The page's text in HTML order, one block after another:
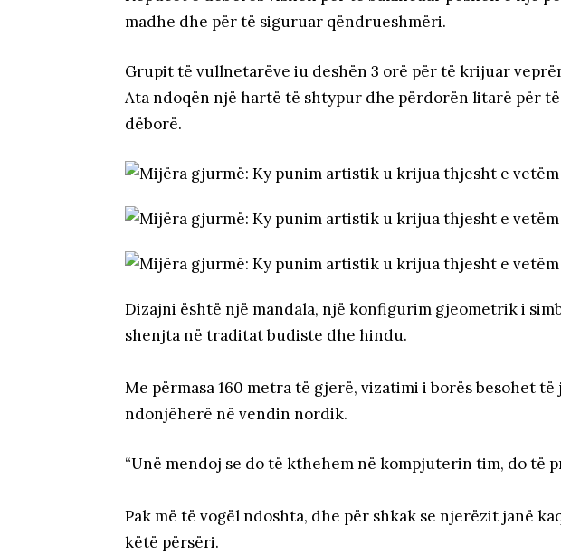
madhe dhe për të siguruar qëndrueshmëri.
Grupit të vullnetarëve iu deshën 3 orë për të krijuar
Ata ndoqën një hartë të shtypur dhe përdorën litarë për
dëborë.
Dizajni është një mandala, një konfigurim gjeometrik i
shenjta në traditat budiste dhe hindu.
Me përmasa 160 metra të gjerë, vizatimi i borës besohet
ndonjëherë në vendin nordik.
“Unë mendoj se do të kthehem në kompjuterin tim, do të
Pak më të vogël ndoshta, dhe për shkak se njerëzit janë
këtë përsëri.